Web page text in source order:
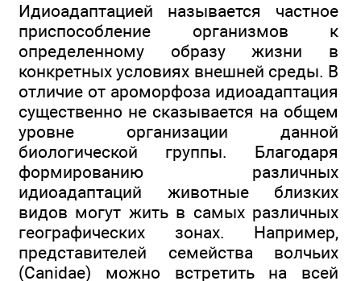
Идиоадаптацией называется частное
приспособление организмов к
определенному образу жизни в
конкретных условиях внешней среды. В
отличие от ароморфоза идиоадаптация
существенно не сказывается на общем
уровне организации данной
биологической группы. Благодаря
формированию различных
идиоадаптаций животные близких
видов могут жить в самых различных
географических зонах. Например,
представителей семейства волчьих
(Canidae) можно встретить на всей